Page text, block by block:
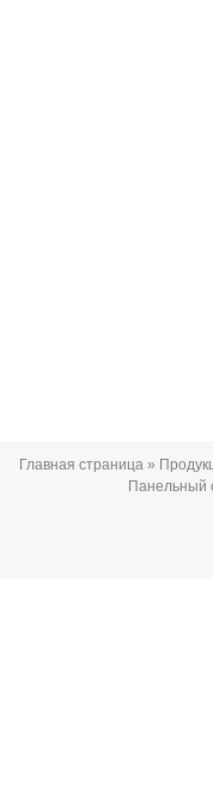
Главная страница »
Панельный